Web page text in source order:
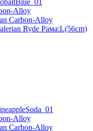
Ryde Рама:L(56cm)